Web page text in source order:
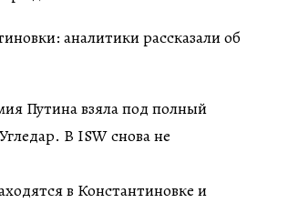
Путина взяла под полный
В ISW снова не
в Константиновке и